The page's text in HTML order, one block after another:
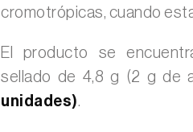
cromotrópicas, cuando
El producto se
sellado de 4,8 g (2 g de
unidades).